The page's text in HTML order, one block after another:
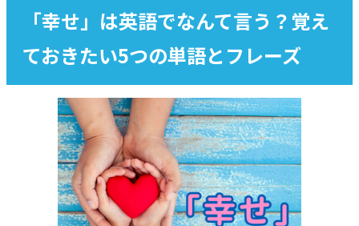
「幸せ」は英語でなんて言う？覚え
ておきたい5つの単語とフレーズ